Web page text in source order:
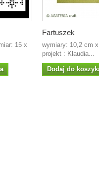
15 x
Fartuszek
wymiary: 10,2 cm
projekt : Klaudia...
Dodaj do